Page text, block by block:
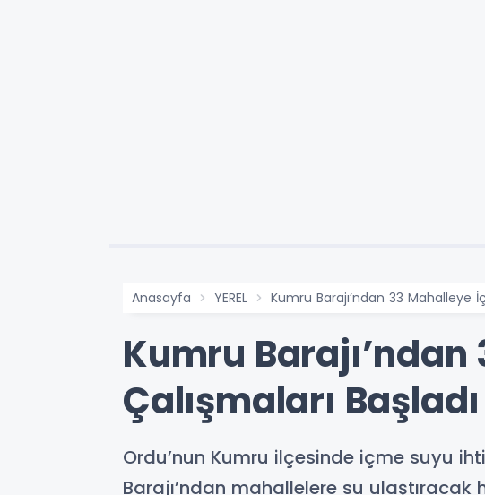
Anasayfa YEREL Kumru Barajı’ndan 33 Mahalleye
Kumru
Çalışmaları Başladı
Ordu’nun Kumru ilçesinde içme suyu
Barajı’ndan mahallelere su